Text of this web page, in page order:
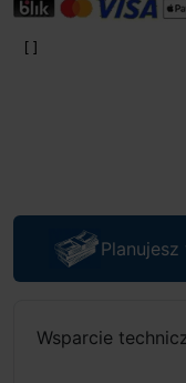
Wsparcie